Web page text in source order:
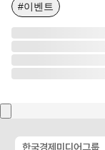
#이벤트
한국경제미디어그룹